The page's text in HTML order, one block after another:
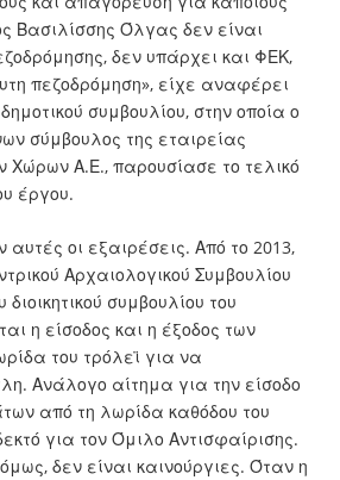
Βασιλίσσης Όλγας δεν είναι
δεν υπάρχει και ΦΕΚ,
πεζοδρόμηση», είχε αναφέρει
συμβουλίου, στην οποία ο
σύμβουλος της εταιρείας
Α.Ε., παρουσίασε το τελικό
έργου.
οι εξαιρέσεις. Από το 2013,
Αρχαιολογικού Συμβουλίου
συμβουλίου του
η είσοδος και η έξοδος των
του τρόλεϊ για να
Ανάλογο αίτημα για την είσοδο
από τη λωρίδα καθόδου του
για τον Όμιλο Αντισφαίρισης.
δεν είναι καινούργιες. Όταν η